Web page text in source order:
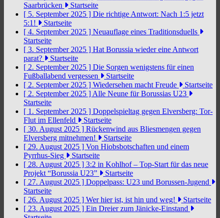
Saarbrücken
Startseite
[ 5. September 2025 ] Die richtige Antwort: Nach 1:5 jetzt
5:1!
Startseite
[ 4. September 2025 ] Neuauflage eines Traditionsduells
Startseite
[ 3. September 2025 ] Hat Borussia wieder eine Antwort
parat?
Startseite
[ 2. September 2025 ] Die Sorgen wenigstens für einen
Fußballabend vergessen
Startseite
[ 2. September 2025 ] Wiedersehen macht Freude
Startseite
[ 2. September 2025 ] Alle Neune für Borussias U23
Startseite
[ 1. September 2025 ] Doppelspieltag gegen Elversberg: Tor-
Flut im Ellenfeld
Startseite
[ 30. August 2025 ] Rückenwind aus Bliesmengen gegen
Elversberg mitnehmen!
Startseite
[ 29. August 2025 ] Von Hiobsbotschaften und einem
Pyrrhus-Sieg
Startseite
[ 28. August 2025 ] 3:2 in Kohlhof – Top-Start für das neue
Projekt “Borussia U23”
Startseite
[ 27. August 2025 ] Doppelpass: U23 und Borussen-Jugend
Startseite
[ 26. August 2025 ] Wer hier ist, ist hin und weg!
Startseite
[ 23. August 2025 ] Ein Dreier zum Jänicke-Einstand